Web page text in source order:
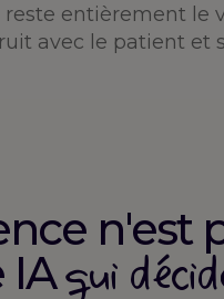
reste entièrement le
avec le patient et
n'est
IAqui